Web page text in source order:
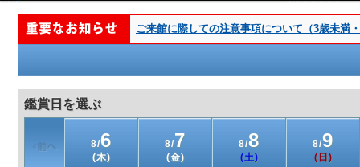
ご来館に際しての注意事項について（3歳未満
鑑賞日を選ぶ
8/6
(木)
8/7
(金)
8/8
(土)
8/9
(日)